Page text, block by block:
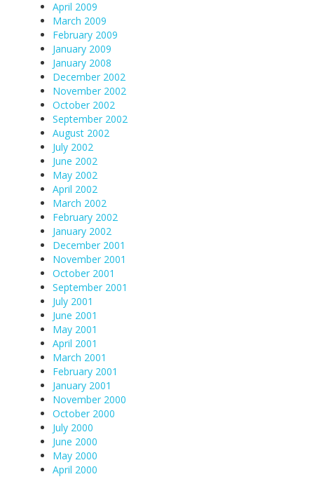
April 2009
March 2009
February 2009
January 2009
January 2008
December 2002
November 2002
October 2002
September 2002
August 2002
July 2002
June 2002
May 2002
April 2002
March 2002
February 2002
January 2002
December 2001
November 2001
October 2001
September 2001
July 2001
June 2001
May 2001
April 2001
March 2001
February 2001
January 2001
November 2000
October 2000
July 2000
June 2000
May 2000
April 2000